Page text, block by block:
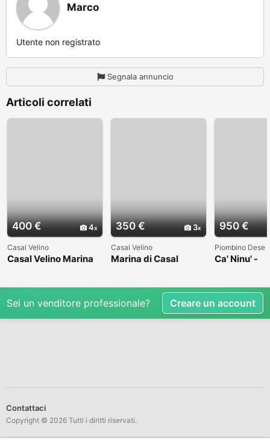
Marco
Utente non registrato
Segnala annuncio
Articoli correlati
400 € 4
Casal Velino
Casal Velino Marina
350 € 3
Casal Velino
Marina di Casal
950 €
Piombino Dese
Ca' Ninu' -
attrezzato
Sei un venditore professionale? Creare un account
Contattaci
Copyright © 2026 Tutti i diritti riservati.